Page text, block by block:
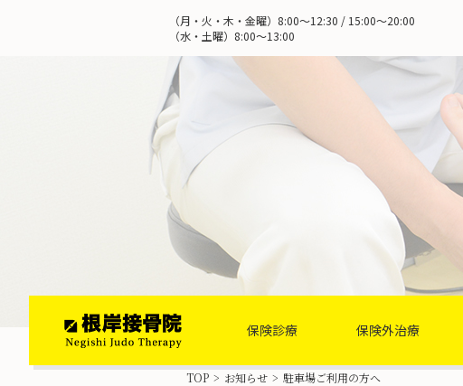
（月・火・木・金曜）8:00～12:30 / 15:00～20:00
（水・土曜）8:00～13:00
ホーム 保険診療 保険外治療
TOP > お知らせ > 駐車場ご利用の方へ